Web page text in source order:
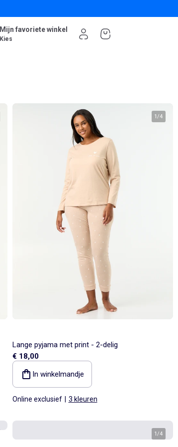
Mijn favoriete winkel
Kies
1/4
Lange pyjama met print - 2-delig
€ 18,00
In winkelmandje
Online exclusief 3 kleuren
1/4